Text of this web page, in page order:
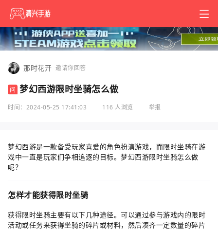
那时花开 邀请你回答
问 梦幻西游限时坐骑怎么做
时间：2024-05-25 17:41:03 116 人浏览 举报
梦幻西游是一款备受玩家喜爱的角色扮演游戏，而限时坐骑在游
戏中一直是玩家们争相追逐的目标。梦幻西游限时坐骑怎么做
呢？
怎样才能获得限时坐骑
获得限时坐骑主要有以下几种途径。可以通过参与游戏内的限时
活动或任务来获得坐骑的碎片或材料，然后凑齐一定数量的碎片